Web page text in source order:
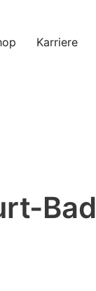
Karriere
Bad